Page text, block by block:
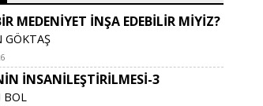
MEDENİYET İNŞA EDEBİLİR MİYİZ?
GÖKTAŞ
İNSANİLEŞTİRİLMESİ-3
BOL